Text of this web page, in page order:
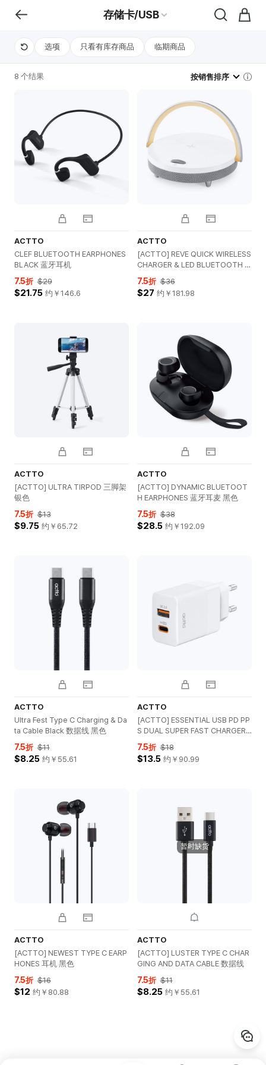
存储卡/USB
选项 只看有库存商品 临期商品
8 个结果 按销售排序
ACTTO
CLEF BLUETOOTH EARPHONES
BLACK 蓝牙耳机
7.5折 $29
$21.75 约￥ 146.6
ACTTO
[ACTTO] REVE QUICK WIRELESS
CHARGER & LED BLUETOOTH S
PEAKER 蓝牙音响 白色
7.5折 $36
$27 约￥ 181.98
ACTTO
[ACTTO] ULTRA TIRPOD 三脚架
银色
7.5折 $13
$9.75 约￥ 65.72
ACTTO
[ACTTO] DYNAMIC BLUETOOT
H EARPHONES 蓝牙耳麦 黑色
7.5折 $38
$28.5 约￥ 192.09
ACTTO
Ultra Fest Type C Charging & Da
ta Cable Black 数据线 黑色
7.5折 $11
$8.25 约￥ 55.61
ACTTO
[ACTTO] ESSENTIAL USB PD PP
S DUAL SUPER FAST CHARGER
快速充电器 白色
7.5折 $18
$13.5 约￥ 90.99
ACTTO
[ACTTO] NEWEST TYPE C EARP
HONES 耳机 黑色
7.5折 $16
$12 约￥ 80.88
暂时缺货
ACTTO
[ACTTO] LUSTER TYPE C CHAR
GING AND DATA CABLE 数据线
7.5折 $11
$8.25 约￥ 55.61